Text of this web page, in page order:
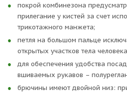
покрой комбинезона
прилегание у кистей за счет
трикотажного манжета;
петля на большом пальце
открытых участков тела
для обеспечения удобства
вшиваемых рукавов –
брючины имеют двойной низ: